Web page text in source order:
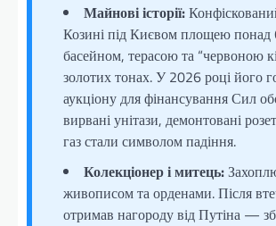
Майнові історії:
Козині під Києвом площею понад
басейном, терасою та “червоною
золотих тонах. У 2026 році його
аукціону для фінансування Сил
вирвані унітази, демонтовані
газ стали символом падіння.
Колекціонер і митець:
живописом та орденами. Після
отримав нагороду від Путіна —